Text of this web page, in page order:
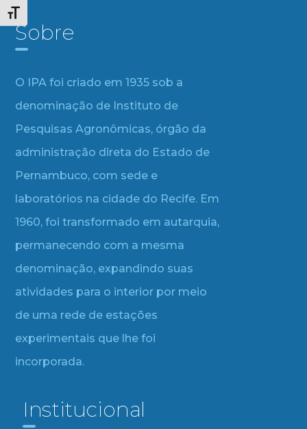
Alternar tamanho da fonte
Sobre
O IPA foi criado em 1935 sob a
denominação de Instituto de
Pesquisas Agronômicas, órgão da
administração direta do Estado de
Pernambuco, com sede e
laboratórios na cidade do Recife. Em
1960, foi transformado em autarquia,
permanecendo com a mesma
denominação, expandindo suas
atividades para o interior por meio
de uma rede de estações
experimentais que lhe foi
incorporada.
Institucional